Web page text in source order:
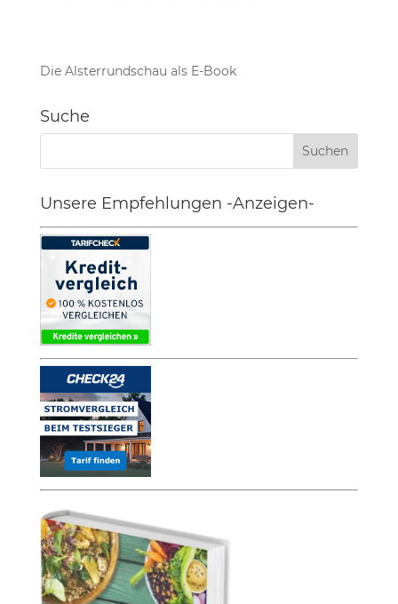
Die Alsterrundschau als E-Book
Suche
Unsere Empfehlungen -Anzeigen-